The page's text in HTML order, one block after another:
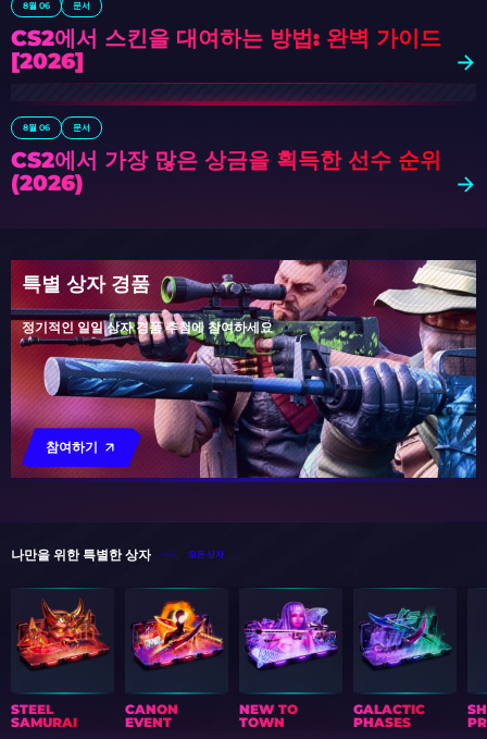
8월 06 문서
CS2에서 스킨을 대여하는 방법: 완벽 가이드
[2026]
8월 06 문서
CS2에서 가장 많은 상금을 획득한 선수 순위
(2026)
특별 상자 경품
정기적인 일일 상자 경품 추첨에 참여하세요
참여하기
나만을 위한 특별한 상자 모든 상자
STEEL
SAMURAI
CANON
EVENT
NEW TO
TOWN
GALACTIC
PHASES